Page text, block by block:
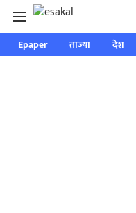
Epaper ताज्या देश